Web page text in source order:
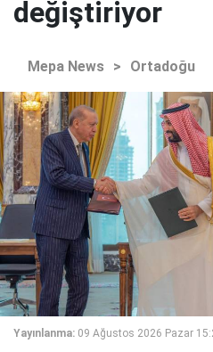
değiştiriyor
Mepa News > Ortadoğu
Yayınlanma: 09 Ağustos 2026 Pazar